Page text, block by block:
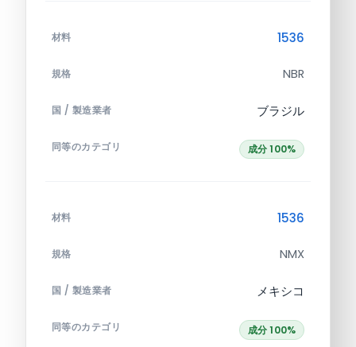
材料 1536
規格 NBR
国 / 製造業者 ブラジル
同等のカテゴリ 成分 100%
材料 1536
規格 NMX
国 / 製造業者 メキシコ
同等のカテゴリ 成分 100%